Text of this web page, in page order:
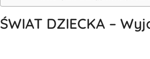
ŚWIAT DZIECKA –